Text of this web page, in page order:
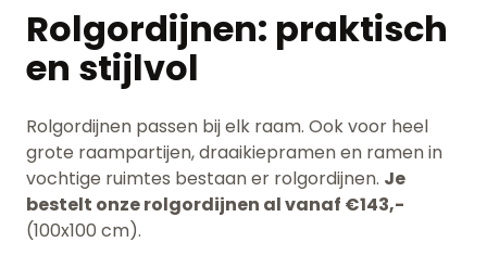
Rolgordijnen: praktisch
en stijlvol
Rolgordijnen passen bij elk raam. Ook voor heel
grote raampartijen, draaikiepramen en ramen in
vochtige ruimtes bestaan er rolgordijnen. Je
bestelt onze rolgordijnen al vanaf €143,-
(100x100 cm).